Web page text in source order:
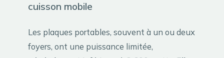
cuisson mobile
Les plaques portables, souvent à un ou deux
foyers, ont une puissance limitée,